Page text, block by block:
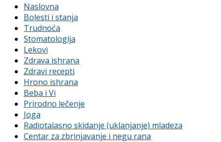
Naslovna
Bolesti i stanja
Trudnoća
Stomatologija
Lekovi
Zdrava ishrana
Zdravi recepti
Hrono ishrana
Beba i Vi
Prirodno lečenje
Joga
Radiotalasno skidanje (uklanjanje) mladeza
Centar za zbrinjavanje i negu rana